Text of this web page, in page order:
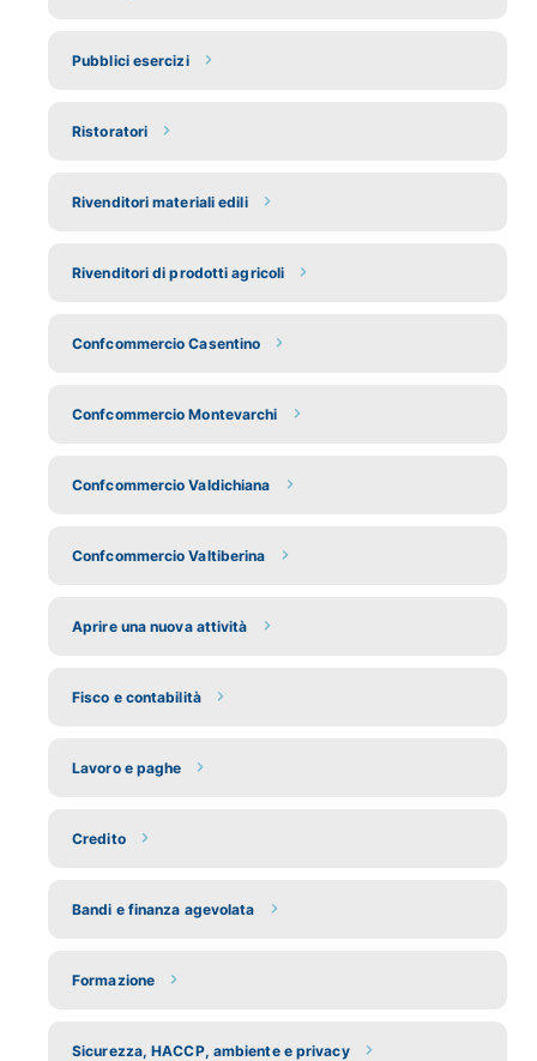
Pubblici esercizi
Ristoratori
Rivenditori materiali edili
Rivenditori di prodotti agricoli
Confcommercio Casentino
Confcommercio Montevarchi
Confcommercio Valdichiana
Confcommercio Valtiberina
Aprire una nuova attività
Fisco e contabilità
Lavoro e paghe
Credito
Bandi e finanza agevolata
Formazione
Sicurezza, HACCP, ambiente e privacy